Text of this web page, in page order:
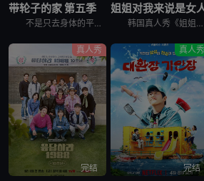
带轮子的家 第五季
不是只去身体的平凡旅行， &nbsp; &nbsp; &nbsp; &nbsp; &nbsp; &nbsp; &nbsp; &nbsp; &nbsp; &nbsp; &nbsp; &nbsp; &
姐姐对我来说是女
韩国真人秀《姐姐对我来说是女人》讲述了，超越年龄差距这一现实的障碍，在爱情面前果敢坦率的姐弟恋男女们挑性真诚的恋爱细胞再生真人秀。
真人秀
完结
真人秀
完结